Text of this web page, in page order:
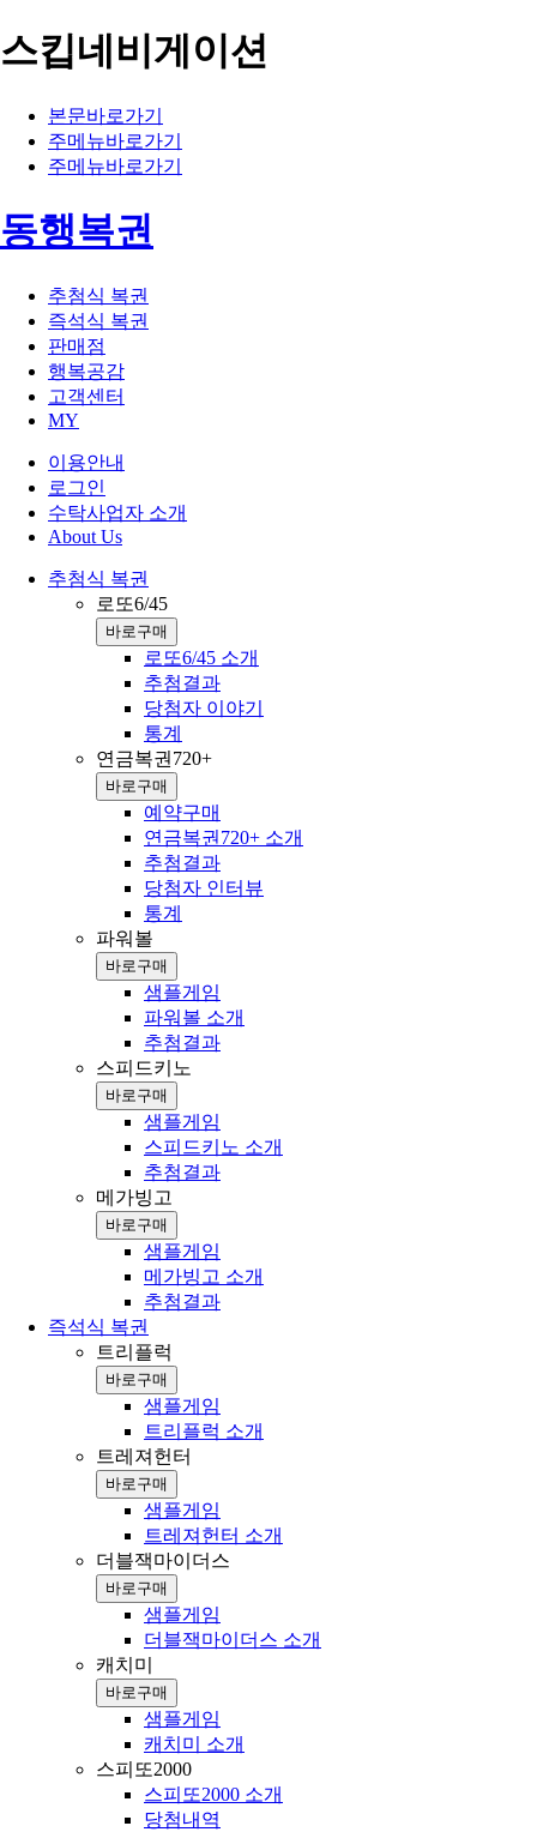
스킵네비게이션
본문바로가기
주메뉴바로가기
주메뉴바로가기
동행복권
추첨식 복권
즉석식 복권
판매점
행복공감
고객센터
MY
이용안내
로그인
수탁사업자 소개
About Us
추첨식 복권
로또6/45
바로구매
로또6/45 소개
추첨결과
당첨자 이야기
통계
연금복권720+
바로구매
예약구매
연금복권720+ 소개
추첨결과
당첨자 인터뷰
통계
파워볼
바로구매
샘플게임
파워볼 소개
추첨결과
스피드키노
바로구매
샘플게임
스피드키노 소개
추첨결과
메가빙고
바로구매
샘플게임
메가빙고 소개
추첨결과
즉석식 복권
트리플럭
바로구매
샘플게임
트리플럭 소개
트레져헌터
바로구매
샘플게임
트레져헌터 소개
더블잭마이더스
바로구매
샘플게임
더블잭마이더스 소개
캐치미
바로구매
샘플게임
캐치미 소개
스피또2000
스피또2000 소개
당첨내역